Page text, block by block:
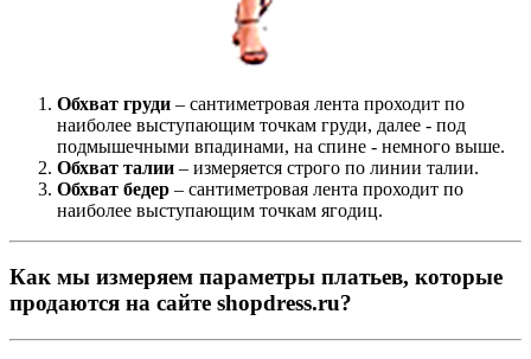
Обхват груди – сантиметровая лента проходит по
наиболее выступающим точкам груди, далее - под
подмышечными впадинами, на спине - немного выше.
Обхват талии – измеряется строго по линии талии.
Обхват бедер – сантиметровая лента проходит по
наиболее выступающим точкам ягодиц.
Как мы измеряем параметры платьев, которые
продаются на сайте shopdress.ru?